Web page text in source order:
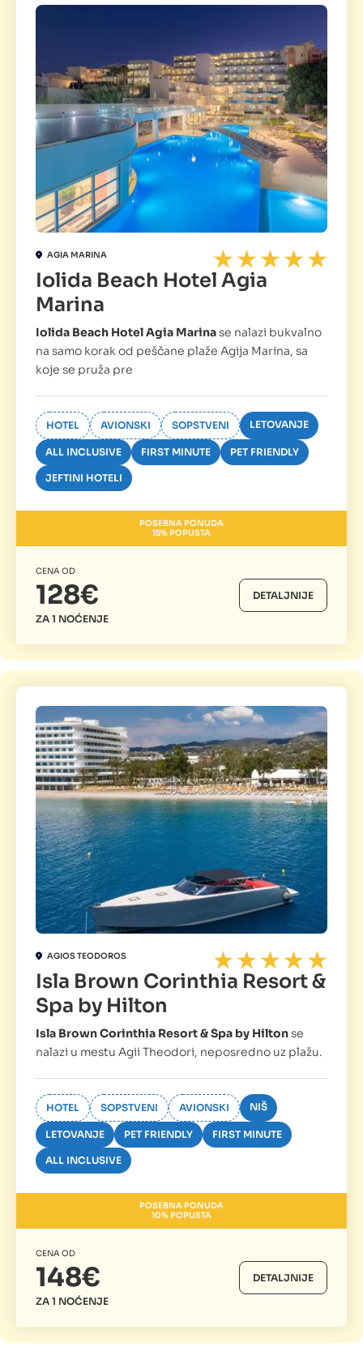
AGIA MARINA
Iolida Beach Hotel Agia
Marina
Iolida Beach Hotel Agia Marinase nalazi bukvalno
na samo korak od peščane plaže Agija Marina, sa
koje se pruža pre
HOTEL AVIONSKI SOPSTVENI LETOVANJE
ALL INCLUSIVE FIRST MINUTE PET FRIENDLY
JEFTINI HOTELI
POSEBNA PONUDA
15% POPUSTA
CENA OD
128€
ZA 1 NOĆENJE
DETALJNIJE
AGIOS TEODOROS
Isla Brown Corinthia Resort &
Spa by Hilton
Isla Brown Corinthia Resort & Spa by Hiltonse
nalazi u mestu Agii Theodori, neposredno uz plažu.
HOTEL SOPSTVENI AVIONSKI NIŠ
LETOVANJE PET FRIENDLY FIRST MINUTE
ALL INCLUSIVE
POSEBNA PONUDA
10% POPUSTA
CENA OD
148€
ZA 1 NOĆENJE
DETALJNIJE